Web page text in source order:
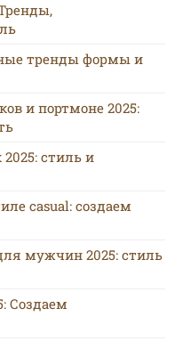
тренды формы и
и портмоне 2025:
стиль и
casual: создаем
мужчин 2025: стиль
Создаем